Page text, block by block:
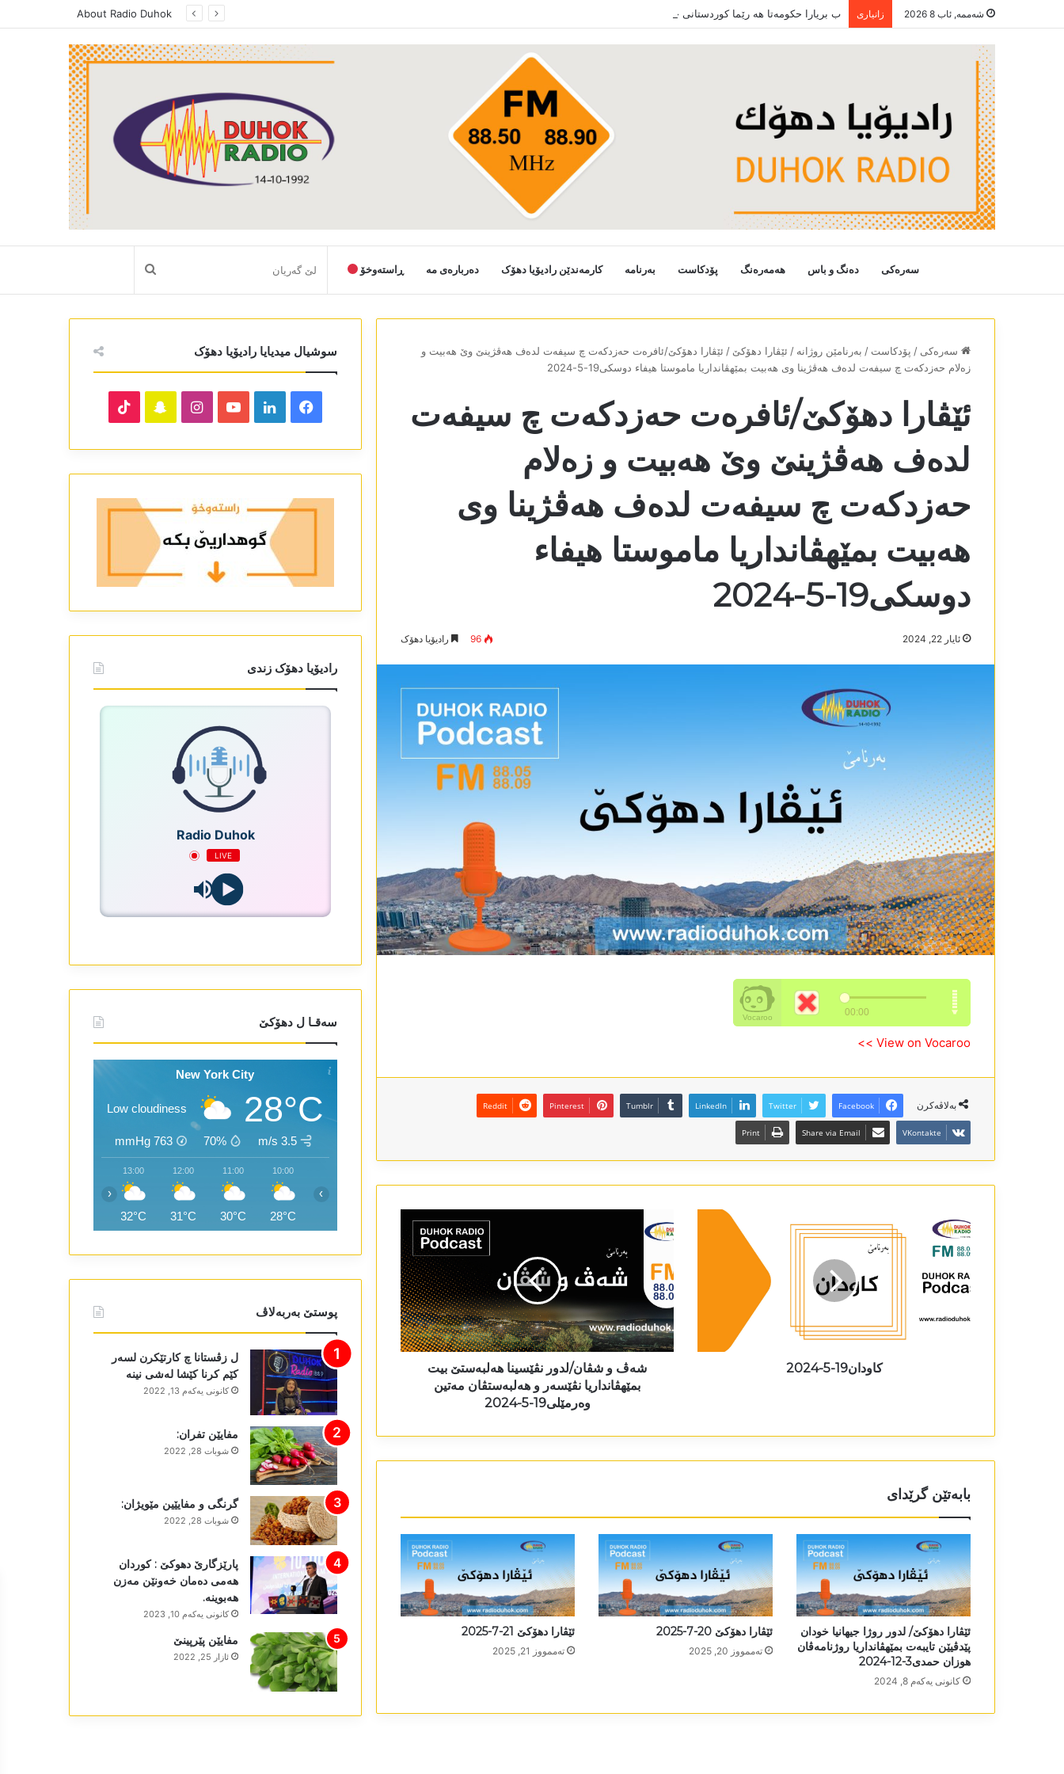
شەممە, ئاب 8 2026 زانیاری ب بریارا حکومەتا ھە رێما کوردستانی خەلکێ گوندێن سەر ب ئێدارا زاخو ڤە دشین سەرەدانا گوندیێن خو بکەن About Radio Duhok
سەرەکی دەنگ و باس هەمەرەنگ پۆدکاست بەرنامە کارمەندێن رادیۆیا دھۆک دەربارەی مە ڕاستەوخۆ لێ
گەریان
سەرەکی / پۆدکاست / بەرنامێن روژانە / ئێڤارا دھۆکێ / ئێڤارا دھۆکێ/ئافرەت حەزدکەت چ سیفەت لدەف ھەڤژینێ وێ ھەبیت و
زەلام حەزدکەت چ سیفەت لدەف ھەڤژینا وی ھەبیت بمێھڤانداریا ماموستا ھیفاء دوسکی19-5-2024
ئێڤارا دھۆکێ/ئافرەت حەزدکەت چ سیفەت
لدەف ھەڤژینێ وێ ھەبیت و زەلام
حەزدکەت چ سیفەت لدەف ھەڤژینا وی
ھەبیت بمێھڤانداریا ماموستا ھیفاء
دوسکی19-5-2024
ئایار 22, 2024 96 رادیۆیا دھۆک
View on Vocaroo >>
بەلاڤەکرن Facebook
Twitter
LinkedIn
Tumblr
Pinterest
Reddit
VKontakte
Share via Email
Print
کاودان19-5-2024
شەڤ و شڤان/لدور نڤێسینا ھەلبەستێ بیت
بمێھڤانداریا نڤێسەر و ھەلبەستڤان مەتین
وەرمێلی19-5-2024
بابەتێن گرێدای
ئێڤارا دھۆکێ/ لدور روژا جیھانیا خودان
پێدڤیێن تایبەت بمێھڤانداریا روژنامەڤان
ھوزان حمدی3-12-2024
كانونی یه‌كه‌م 8, 2024
ئێڤارا دھۆکێ 20-7-2025
تەممووز 20, 2025
ئێڤارا دھۆکێ 21-7-2025
تەممووز 21, 2025
سوشیال میدیایا رادیۆیا دھۆک
Facebook
LinkedIn
YouTube
Instagram
Snapchat
رادیۆیا دھۆک زندی
Radio Duhok
LIVE
سەقـا ل دھۆکێ
New York City
28°C
Low cloudiness
3.5 m/s
70%
763
mmHg
10:00
28°C
11:00
30°C
12:00
31°C
13:00
32°C
‹ ›
پوستێ بەربەلاڤ
ل زڤستانا چ کارتێکرن لسەر
کێم کرنا کێشا لەشی نینە
كانونی یه‌كه‌م 13, 2022
مفایێن تفران:
شوبات 28, 2022
گرنگی و مفایێین مێویژان:
شوبات 28, 2022
پارێزگارێ دھوکێ : کوردان
ھەمی دەمان خەونێن مەزن
ھەبوینە.
كانونی یه‌كه‌م 10, 2023
مفایێن پێرپینێ
ئازار 25, 2022